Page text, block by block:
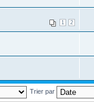
1 2
Trier par